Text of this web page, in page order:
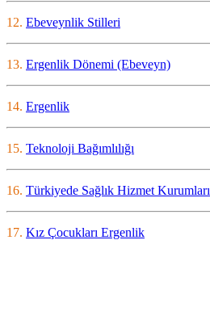
12. Ebeveynlik Stilleri
13. Ergenlik Dönemi (Ebeveyn)
14. Ergenlik
15. Teknoloji Bağımlılığı
16. Türkiyede Sağlık Hizmet Kurumları
17. Kız Çocukları Ergenlik